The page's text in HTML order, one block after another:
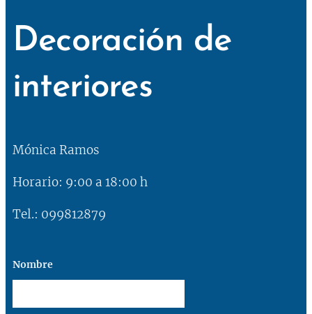
Decoración de
interiores
Mónica Ramos
Horario: 9:00 a 18:00 h
Tel.: 099812879
Nombre